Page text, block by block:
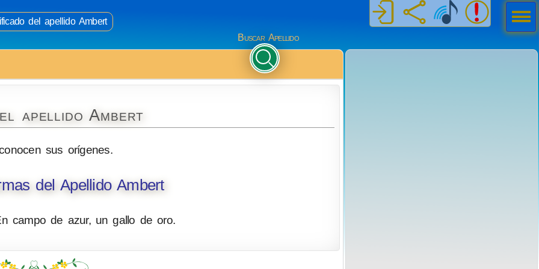
del apellido Ambert
Buscar Apellido
apellido Ambert
sus orígenes.
del Apellido Ambert
campo de azur, un gallo de oro.
Men
ú